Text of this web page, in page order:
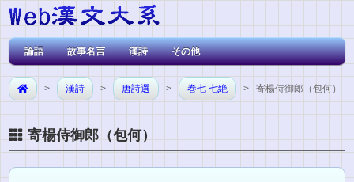
論語 故事名言 漢詩 その他
> 漢詩 > 唐詩選 > 巻七 七絶 > 寄楊侍御郎（包何）
寄楊侍御郎（包何）